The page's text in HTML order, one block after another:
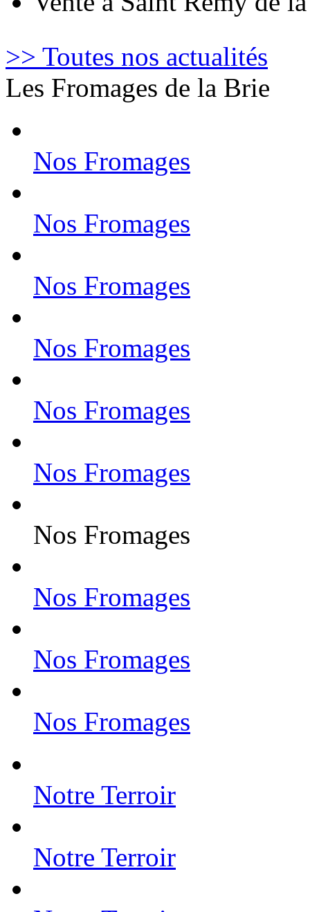
>> Toutes nos actualités
Les Fromages de la Brie
Nos Fromages
Nos Fromages
Nos Fromages
Nos Fromages
Nos Fromages
Nos Fromages
Nos Fromages
Nos Fromages
Nos Fromages
Nos Fromages
Notre Terroir
Notre Terroir